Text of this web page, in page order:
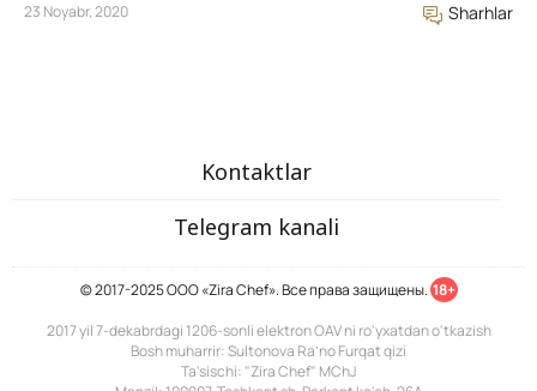
23 Noyabr, 2020 Sharhlar
Kontaktlar
Telegram kanali
© 2017-2025 ООО «Zira Chef». Все права защищены. 18+
2017 yil 7-dekabrdagi 1206-sonli elektron OAV ni ro'yxatdan o'tkazish
Bosh muharrir: Sultonova Ra’no Furqat qizi
Ta'sischi: "Zira Chef" MChJ